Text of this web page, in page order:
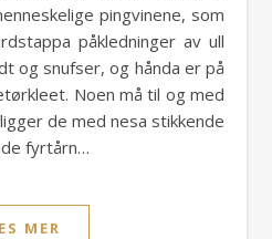
pingvinene, som
påkledninger av ull
og snufser, og hånda er på
Noen må til og med
de med nesa stikkende
fyrtårn…
MER